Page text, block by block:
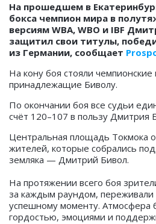
На прошедшем в
бокса чемпион мира в
версиям WBA, WBO и IBF
защитил свои титулы,
из Германии, сообщает
На кону боя стояли чемпионские
принадлежащие Биволу.
По окончании боя все судьи
счёт 120–107 в пользу Дмитрия
Центральная площадь Токмока
жителей, которые собрались
земляка — Дмитрий Бивол.
На протяжении всего боя
за каждым раундом,
успешному моменту. Атмосфера
гордостью, эмоциями и